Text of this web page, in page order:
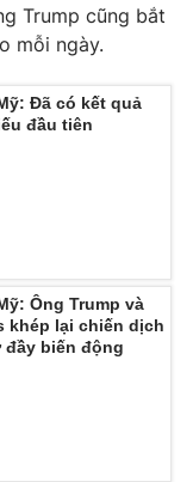
số 483/GP-BTTTT
Quốc Thắng,
932
Trump cũng bắt
mỗi ngày.
Đã có kết quả
đầu tiên
Ông Trump và
khép lại chiến dịch
đầy biến động